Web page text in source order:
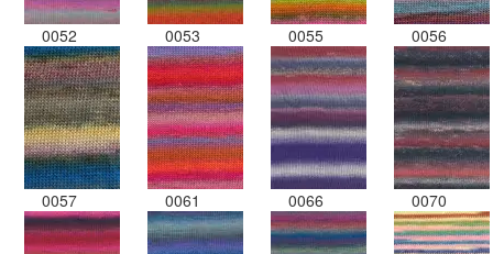
0052 0053 0055 0056
0057 0061 0066 0070